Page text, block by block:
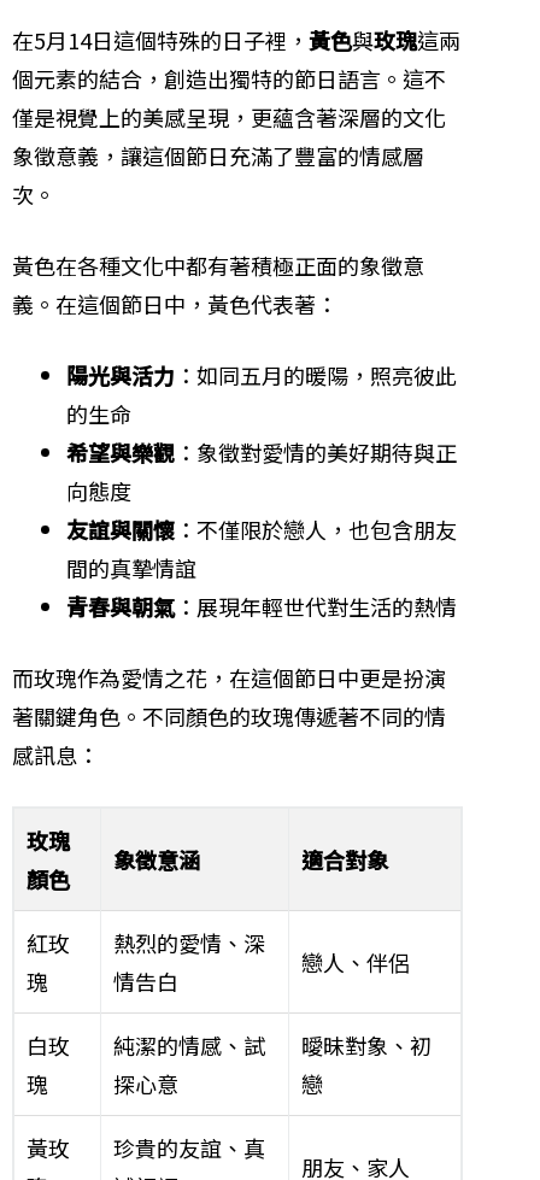
在5月14日這個特殊的日子裡， 黃色與玫瑰這兩
個元素的結合，創造出獨特的節日語言。這不
僅是視覺上的美感呈現，更蘊含著深層的文化
象徵意義，讓這個節日充滿了豐富的情感層
次。
黃色在各種文化中都有著積極正面的象徵意
義。在這個節日中，黃色代表著：
陽光與活力 ：如同五月的暖陽，照亮彼此
的生命
希望與樂觀 ：象徵對愛情的美好期待與正
向態度
友誼與關懷 ：不僅限於戀人，也包含朋友
間的真摯情誼
青春與朝氣：展現年輕世代對生活的熱情
而玫瑰作為愛情之花，在這個節日中更是扮演
著關鍵角色。不同顏色的玫瑰傳遞著不同的情
感訊息：
玫瑰
顏色
象徵意涵 適合對象
紅玫
瑰
熱烈的愛情、深
情告白
戀人、伴侶
白玫
瑰
純潔的情感、試
探心意
曖昧對象、初
戀
黃玫
珍貴的友誼、真
朋友、家人